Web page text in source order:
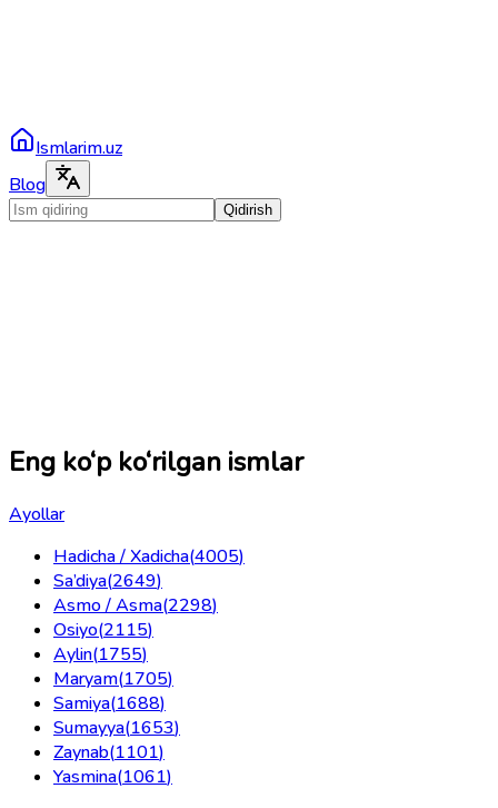
Ismlarim.uz
Blog
Qidirish
Eng ko‘p ko‘rilgan ismlar
Ayollar
Hadicha / Xadicha(4005)
Sa’diya(2649)
Asmo / Asma(2298)
Osiyo(2115)
Aylin(1755)
Maryam(1705)
Samiya(1688)
Sumayya(1653)
Zaynab(1101)
Yasmina(1061)